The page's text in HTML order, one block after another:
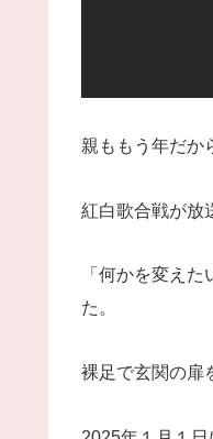
親ももう年だか
紅白歌合戦が放
「何かを変え
た。
裸足で玄関の扉